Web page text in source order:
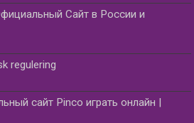
Сайт в России и
regulering
сайт Pinco играть онлайн |